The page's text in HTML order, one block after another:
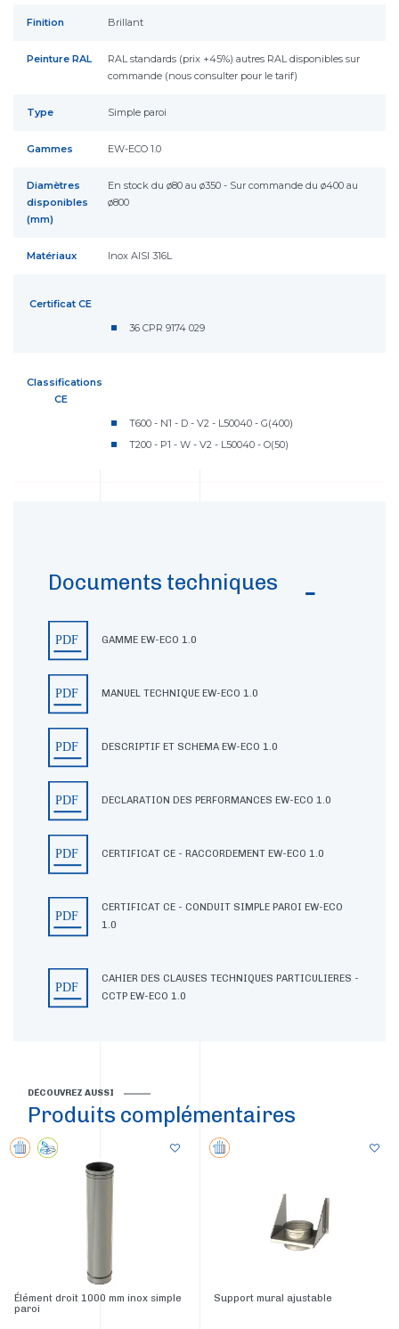
Finition Brillant
Peinture RAL
RAL standards (prix +45%) autres RAL disponibles sur
commande (nous consulter pour le tarif)
Type Simple paroi
Gammes EW-ECO 1.0
Diamètres
disponibles
(mm)
En stock du ø80 au ø350 - Sur commande du ø400 au
ø800
Matériaux Inox AISI 316L
Certificat CE
36 CPR 9174 029
Classifications
CE
T600 - N1 - D - V2 - L50040 - G(400)
T200 - P1 - W - V2 - L50040 - O(50)
Documents techniques
GAMME EW-ECO 1.0
MANUEL TECHNIQUE EW-ECO 1.0
DESCRIPTIF ET SCHEMA EW-ECO 1.0
DECLARATION DES PERFORMANCES EW-ECO 1.0
CERTIFICAT CE - RACCORDEMENT EW-ECO 1.0
CERTIFICAT CE - CONDUIT SIMPLE PAROI EW-ECO
1.0
CAHIER DES CLAUSES TECHNIQUES PARTICULIERES -
CCTP EW-ECO 1.0
DÉCOUVREZ AUSSI
Produits complémentaires
Élément droit 1000 mm inox simple
paroi
Support mural ajustable